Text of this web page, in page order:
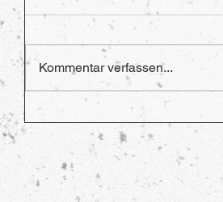
Kommentar verfassen...